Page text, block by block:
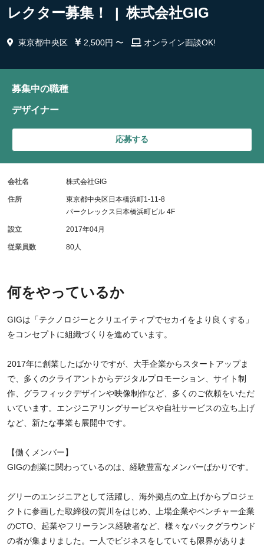
レクター募集！ | 株式会社GIG
東京都中央区 2,500円 〜 オンライン面談OK!
何をやっているか
GIGは「テクノロジーとクリエイティブでセカイをより良くする」
をコンセプトに組織づくりを進めています。
2017年に創業したばかりですが、大手企業からスタートアップま
で、多くのクライアントからデジタルプロモーション、サイト制
作、グラフィックデザインや映像制作など、多くのご依頼をいただ
いています。エンジニアリングサービスや自社サービスの立ち上げ
など、新たな事業も展開中です。
【働くメンバー】
GIGの創業に関わっているのは、経験豊富なメンバーばかりです。
グリーのエンジニアとして活躍し、海外拠点の立上げからプロジェ
クトに参画した取締役の賀川をはじめ、上場企業やベンチャー企業
のCTO、起業やフリーランス経験者など、様々なバックグラウンド
の者が集まりました。一人でビジネスをしていても限界がありま
募集中の職種
デザイナー
応募する
会社名 株式会社GIG
住所
東京都中央区日本橋浜町1-11-8
パークレックス日本橋浜町ビル 4F
設立 2017年04月
従業員数 80人